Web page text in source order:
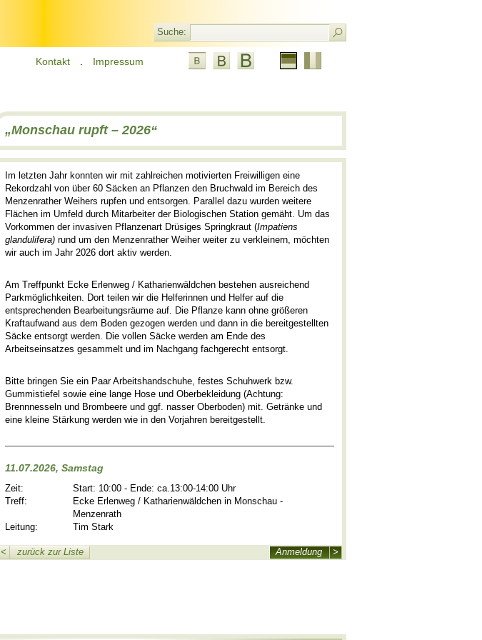
„Monschau rupft – 2026“
Im letzten Jahr konnten wir mit zahlreichen motivierten Freiwilligen eine
Rekordzahl von über 60 Säcken an Pflanzen den Bruchwald im Bereich des
Menzenrather Weihers rupfen und entsorgen. Parallel dazu wurden weitere
Flächen im Umfeld durch Mitarbeiter der Biologischen Station gemäht. Um das
Vorkommen der invasiven Pflanzenart Drüsiges Springkraut (Impatiens
glandulifera) rund um den Menzenrather Weiher weiter zu verkleinern, möchten
wir auch im Jahr 2026 dort aktiv werden.
Am Treffpunkt Ecke Erlenweg / Katharienwäldchen bestehen ausreichend
Parkmöglichkeiten. Dort teilen wir die Helferinnen und Helfer auf die
entsprechenden Bearbeitungsräume auf. Die Pflanze kann ohne größeren
Kraftaufwand aus dem Boden gezogen werden und dann in die bereitgestellten
Säcke entsorgt werden. Die vollen Säcke werden am Ende des
Arbeitseinsatzes gesammelt und im Nachgang fachgerecht entsorgt.
Bitte bringen Sie ein Paar Arbeitshandschuhe, festes Schuhwerk bzw.
Gummistiefel sowie eine lange Hose und Oberbekleidung (Achtung:
Brennnesseln und Brombeere und ggf. nasser Oberboden) mit. Getränke und
eine kleine Stärkung werden wie in den Vorjahren bereitgestellt.
11.07.2026, Samstag
Zeit:
Start: 10:00 - Ende: ca.13:00-14:00 Uhr
Treff:
Ecke Erlenweg / Katharienwäldchen in Monschau -
Menzenrath
Leitung:
Tim Stark
zurück zur Liste
< Anmeldung >
Suche:
Kontakt Impressum